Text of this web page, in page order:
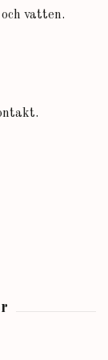
vatten.